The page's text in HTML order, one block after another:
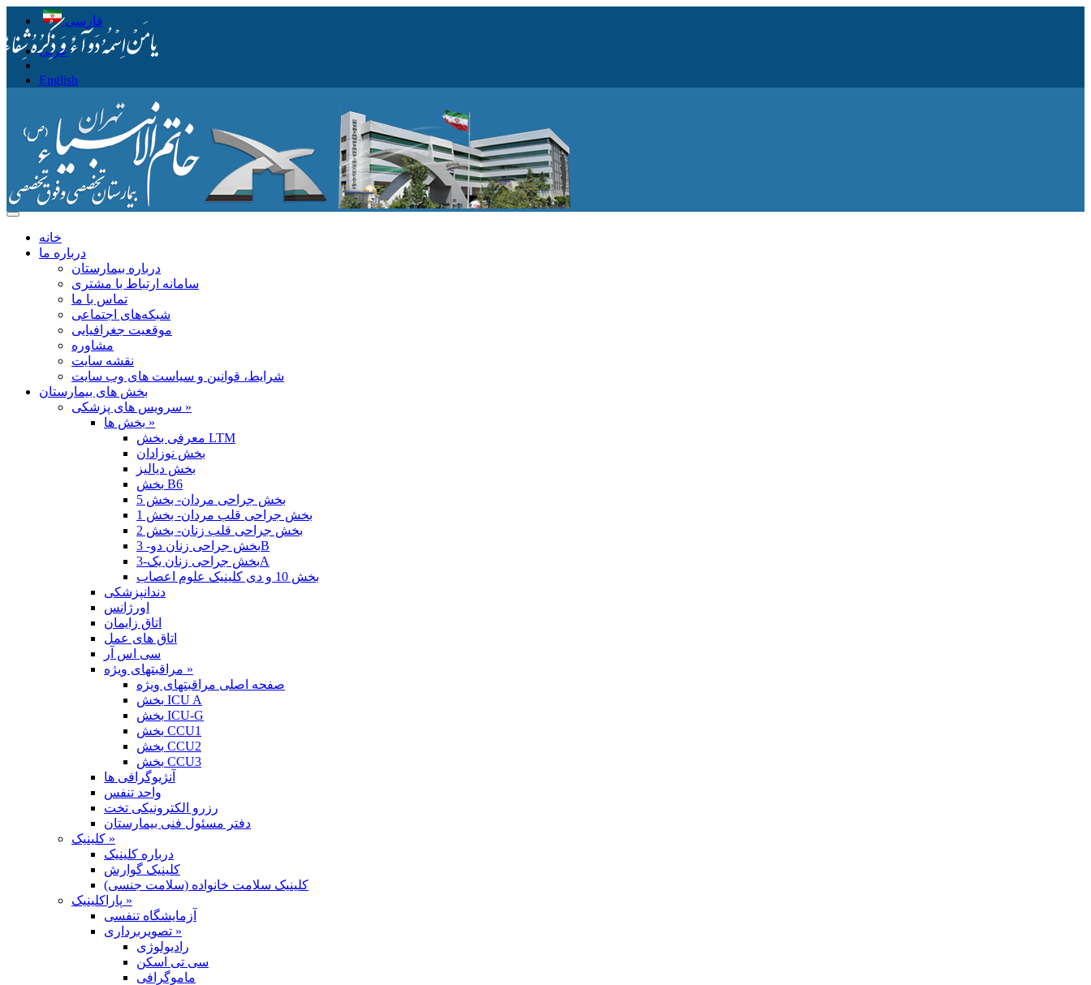
فارسی
عربی
English
خانه
درباره ما
درباره بیمارستان
سامانه ارتباط با مشتری
تماس با ما
شبکه‌های اجتماعی
موقعیت جغرافیایی
مشاوره
نقشه سایت
شرایط، قوانین و سیاست های وب سایت
بخش های بیمارستان
سرویس های پزشکی »
بخش ها »
معرفی بخش LTM
بخش نوزادان
بخش دیالیز
بخش B6
بخش جراحی مردان- بخش 5
بخش جراحی قلب مردان- بخش 1
بخش جراحی قلب زنان- بخش 2
بخش جراحی زنان دو- 3B
بخش جراحی زنان یک-3A
بخش 10 و دی کلینیک علوم اعصاب
دندانپزشکی
اورژانس
اتاق زایمان
اتاق های عمل
سی اس آر
مراقبتهای ویژه »
صفحه اصلی مراقبتهای ویژه
بخش ICU A
بخش ICU-G
بخش CCU1
بخش CCU2
بخش CCU3
آنژیوگرافی ها
واحد تنفس
رزرو الکترونیکی تخت
دفتر مسئول فنی بیمارستان
کلینیک »
درباره کلینیک
کلینیک گوارش
کلینیک سلامت خانواده (سلامت جنسی)
پاراکلینیک »
آزمایشگاه تنفسی
تصویربرداری »
رادیولوژی
سی تی اسکن
ماموگرافی